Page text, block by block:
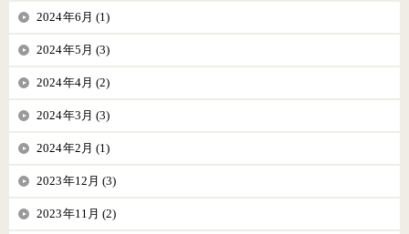
2024年6月 (1)
2024年5月 (3)
2024年4月 (2)
2024年3月 (3)
2024年2月 (1)
2023年12月 (3)
2023年11月 (2)